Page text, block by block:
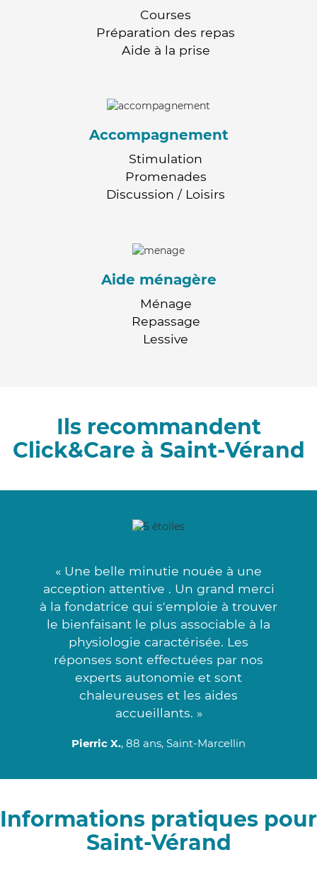
Courses
Préparation des repas
Aide à la prise
Accompagnement
Stimulation
Promenades
Discussion / Loisirs
Aide ménagère
Ménage
Repassage
Lessive
Ils recommandent
Click&Care à Saint-Vérand
« Une belle minutie nouée à une
acception attentive . Un grand merci
à la fondatrice qui s'emploie à trouver
le bienfaisant le plus associable à la
physiologie caractérisée. Les
réponses sont effectuées par nos
experts autonomie et sont
chaleureuses et les aides
accueillants. »
Pierric X., 88 ans, Saint-Marcellin
Informations pratiques pour
Saint-Vérand